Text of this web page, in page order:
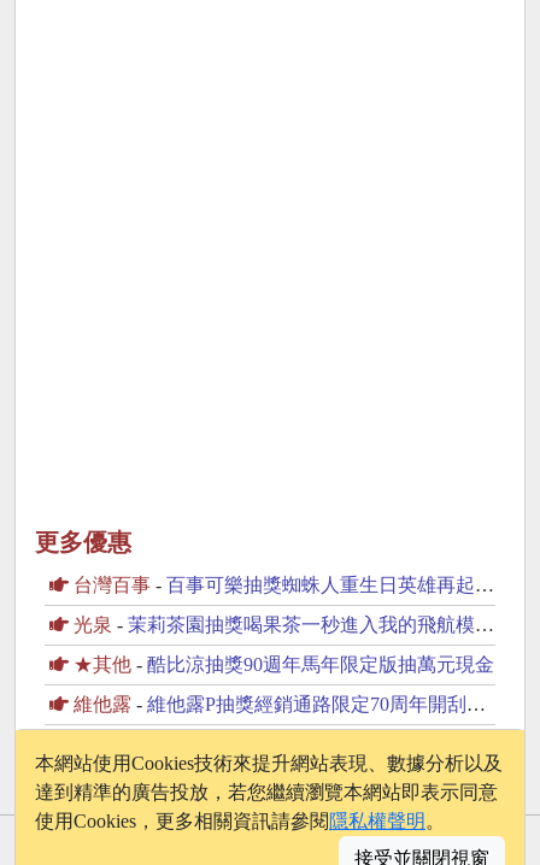
更多優惠
台灣百事 - 百事可樂抽獎蜘蛛人重生日英雄再起抽美國來回機票
光泉 - 茉莉茶園抽獎喝果茶一秒進入我的飛航模式抽PS5
★其他 - 酷比涼抽獎90週年馬年限定版抽萬元現金
維他露 - 維他露P抽獎經銷通路限定70周年開刮抽復古純金金幣
© 2026 - onelife.tw
本網站使用Cookies技術來提升網站表現、數據分析以及
達到精準的廣告投放，若您繼續瀏覽本網站即表示同意
使用Cookies，更多相關資訊請參閱 隱私權聲明 。
接受並關閉視窗